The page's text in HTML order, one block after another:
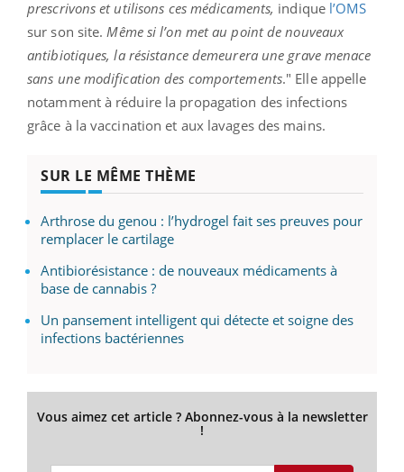
prescrivons et utilisons ces médicaments, indique l’OMS
sur son site.Même si l’on met au point de nouveaux
antibiotiques, la résistance demeurera une grave menace
sans une modification des comportements." Elle appelle
notamment à réduire la propagation des infections
grâce à la vaccination et aux lavages des mains.
SUR LE MÊME THÈME
Arthrose du genou : l’hydrogel fait ses preuves pour
remplacer le cartilage
Antibiorésistance : de nouveaux médicaments à
base de cannabis ?
Un pansement intelligent qui détecte et soigne des
infections bactériennes
Vous aimez cet article ? Abonnez-vous à la newsletter
!